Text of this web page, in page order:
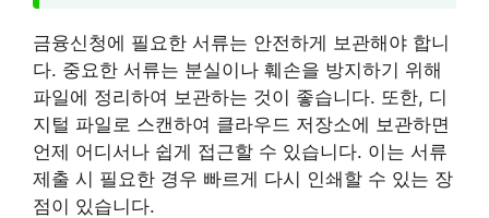
금융신청에 필요한 서류는 안전하게 보관해야 합니
다. 중요한 서류는 분실이나 훼손을 방지하기 위해
파일에 정리하여 보관하는 것이 좋습니다. 또한, 디
지털 파일로 스캔하여 클라우드 저장소에 보관하면
언제 어디서나 쉽게 접근할 수 있습니다. 이는 서류
제출 시 필요한 경우 빠르게 다시 인쇄할 수 있는 장
점이 있습니다.